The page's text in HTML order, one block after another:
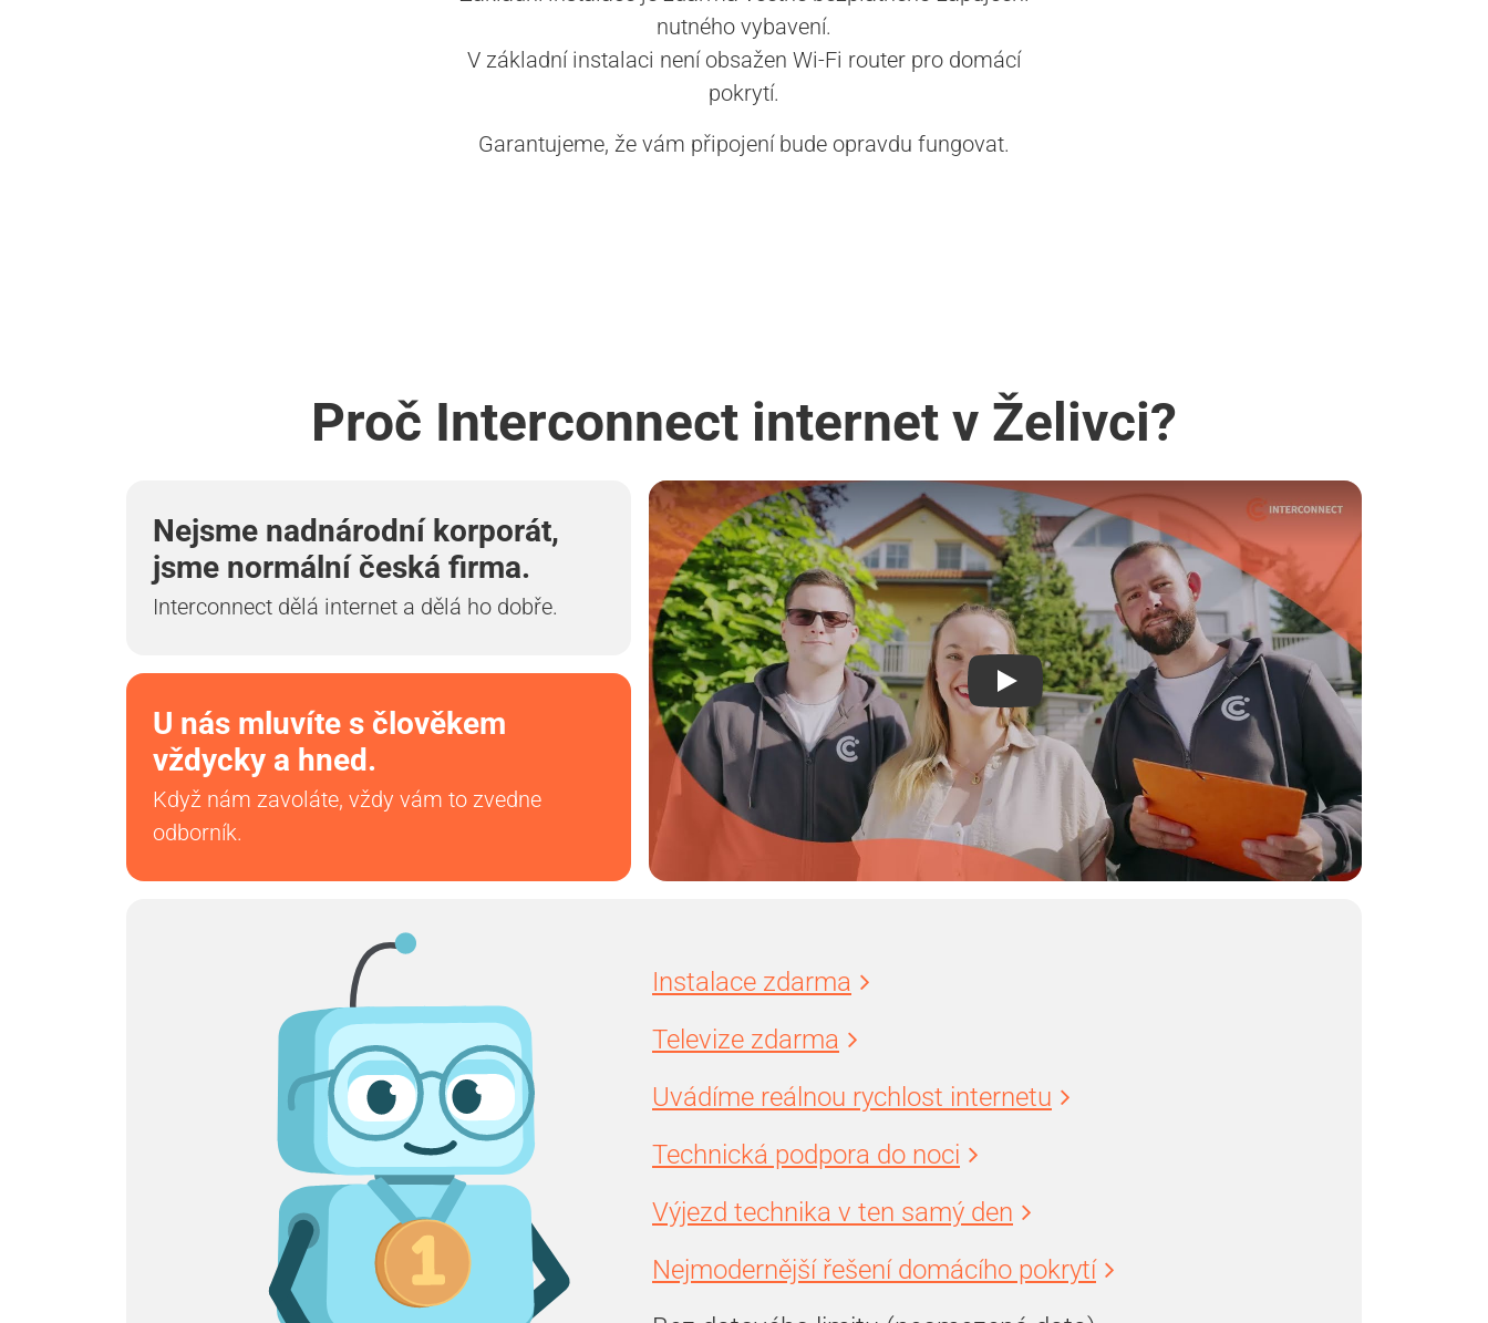
nutného vybavení.
V základní instalaci není obsažen Wi-Fi router pro domácí
pokrytí.
Garantujeme, že vám připojení bude opravdu fungovat.
Proč Interconnect internet v Želivci?
Nejsme nadnárodní korporát,
jsme normální česká firma.
Interconnect dělá internet a dělá ho dobře.
U nás mluvíte s člověkem
vždycky a hned.
Když nám zavoláte, vždy vám to zvedne
odborník.
Instalace zdarma
Televize zdarma
Uvádíme reálnou rychlost internetu
Technická podpora do noci
Výjezd technika v ten samý den
Nejmodernější řešení domácího pokrytí